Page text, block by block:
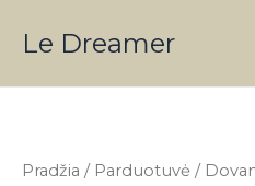
prieLe Dreamer
Pradžia / Parduotuvė /